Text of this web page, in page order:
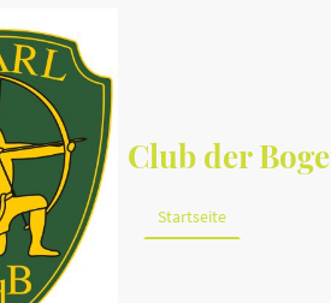
Club der
Startseite